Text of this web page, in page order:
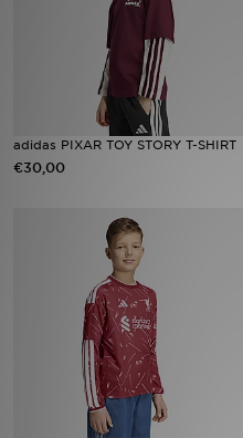
adidas PIXAR TOY STORY T-SHIRT
€30,00
Download de app
Bestelling Traceren
Klantenservice
Vacatures